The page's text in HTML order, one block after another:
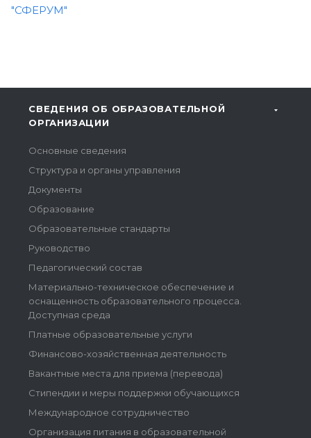
"СФЕРУМ"
СВЕДЕНИЯ ОБ ОБРАЗОВАТЕЛЬНОЙ
ОРГАНИЗАЦИИ
Основные сведения
Структура и органы управления
Документы
Образование
Образовательные стандарты
Руководство
Педагогический состав
Материально-техническое обеспечение и
оснащенность образовательного процесса.
Доступная среда
Платные образовательные услуги
Финансово-хозяйственная деятельность
Вакантные места для приема (перевода)
Стипендии и меры поддержки обучающихся
Международное сотрудничество
Организация питания в образовательной